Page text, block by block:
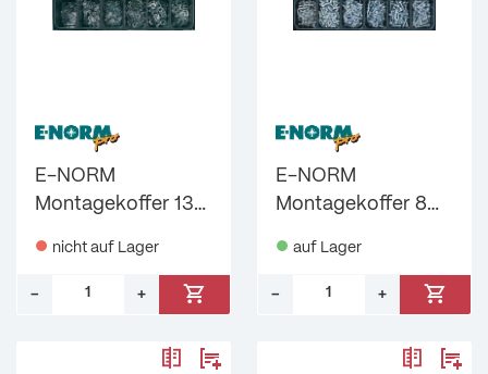
E-NORM
Montagekoffer 13
NORMpro
nicht auf Lager
–
+
E-NORM
Montagekoffer 8
PH E-NORMpro
auf Lager
–
+